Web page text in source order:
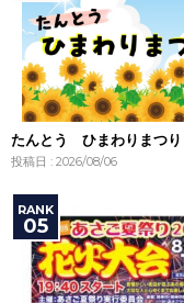
たんとう ひまわりまつり
投稿日 : 2026/08/06